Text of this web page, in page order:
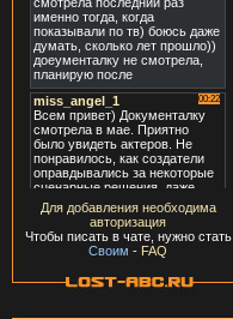
Для добавления необходима
авторизация
Чтобы писать в чате, нужно стать
Своим - FAQ